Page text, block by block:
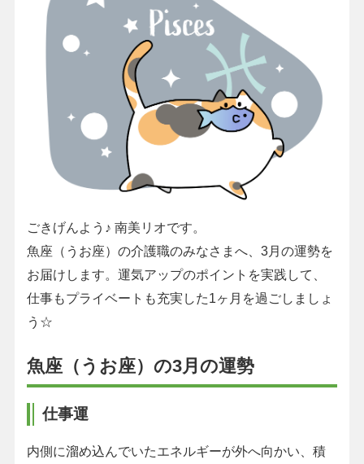
ごきげんよう♪ 南美リオです。
魚座（うお座）の介護職のみなさまへ、3月の運勢を
お届けします。運気アップのポイントを実践して、
仕事もプライベートも充実した1ヶ月を過ごしましょ
う☆
魚座（うお座）の3月の運勢
仕事運
内側に溜め込んでいたエネルギーが外へ向かい、積